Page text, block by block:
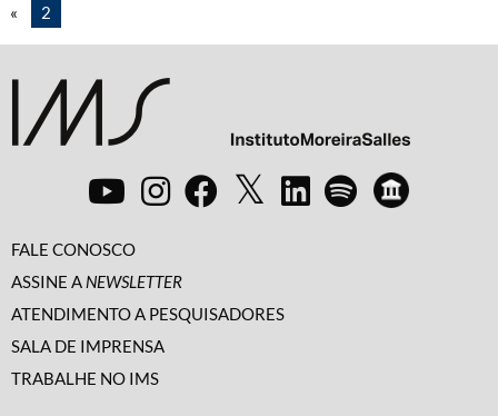
« 2
FALE CONOSCO
ASSINE A NEWSLETTER
ATENDIMENTO A PESQUISADORES
SALA DE IMPRENSA
TRABALHE NO IMS